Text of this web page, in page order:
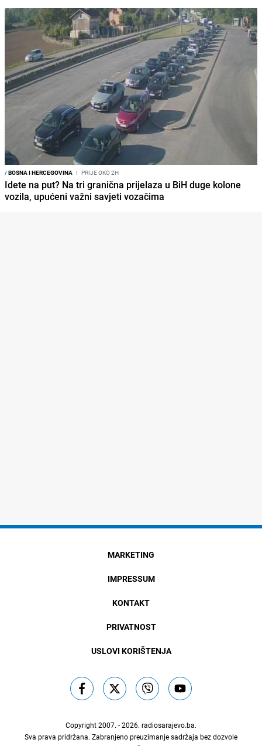
/BOSNA I HERCEGOVINA I PRIJE OKO 2H
Idete na put? Na tri granična prijelaza u BiH duge kolone
vozila, upućeni važni savjeti vozačima
MARKETING
IMPRESSUM
KONTAKT
PRIVATNOST
USLOVI KORIŠTENJA
Copyright 2007. - 2026. radiosarajevo.ba.
Sva prava pridržana. Zabranjeno preuzimanje sadržaja bez dozvole